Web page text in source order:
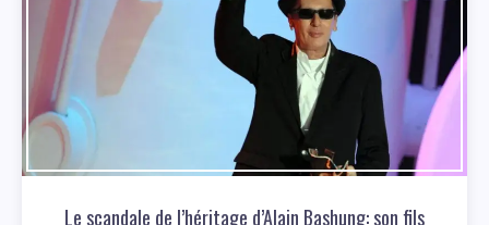
Le scandale de l’héritage d’Alain Bashung: son fils